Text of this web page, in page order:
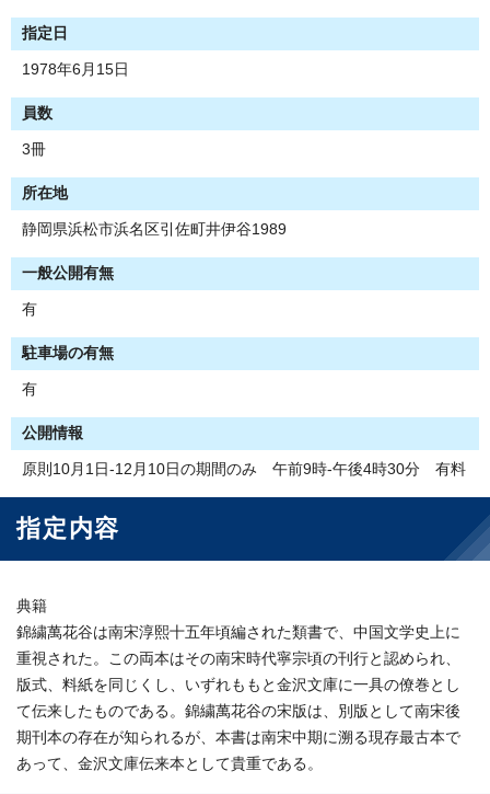
指定日
1978年6月15日
員数
3冊
所在地
静岡県浜松市浜名区引佐町井伊谷1989
一般公開有無
有
駐車場の有無
有
公開情報
原則10月1日-12月10日の期間のみ 午前9時-午後4時30分 有料
指定内容
典籍
錦繍萬花谷は南宋淳熙十五年頃編された類書で、中国文学史上に
重視された。この両本はその南宋時代寧宗頃の刊行と認められ、
版式、料紙を同じくし、いずれももと金沢文庫に一具の僚巻とし
て伝来したものである。錦繍萬花谷の宋版は、別版として南宋後
期刊本の存在が知られるが、本書は南宋中期に溯る現存最古本で
あって、金沢文庫伝来本として貴重である。